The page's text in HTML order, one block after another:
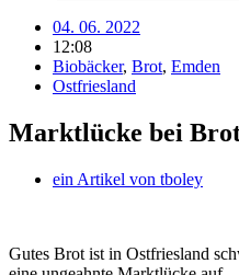
04. 06. 2022
12:08
Biobäcker, Brot, Emden
Ostfriesland
Marktlücke bei
ein Artikel von tboley
Gutes Brot ist in Ostfriesland